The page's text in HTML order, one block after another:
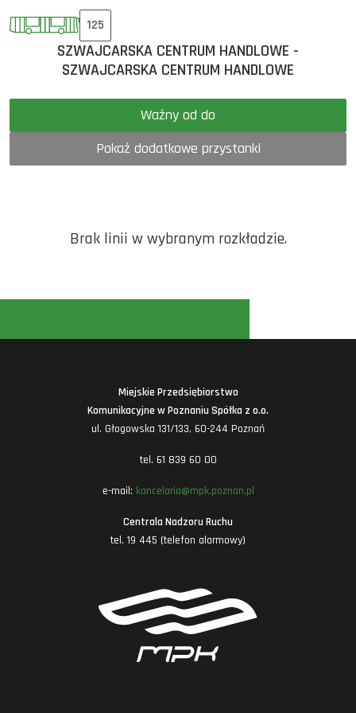
125
SZWAJCARSKA CENTRUM HANDLOWE -
SZWAJCARSKA CENTRUM HANDLOWE
Ważny od do
Pokaż dodatkowe przystanki
Brak linii w wybranym rozkładzie.
Miejskie Przedsiębiorstwo
Komunikacyjne w Poznaniu Spółka z o.o.
ul. Głogowska 131/133, 60-244 Poznań
tel. 61 839 60 00
e-mail: kancelaria@mpk.poznan.pl
Centrala Nadzoru Ruchu
tel. 19 445 (telefon alarmowy)